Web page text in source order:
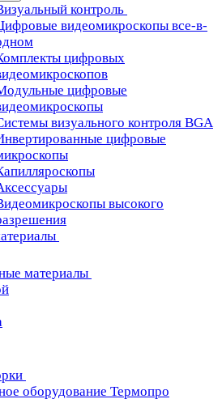
контроль
видеомикроскопы все-в-
цифровых
цифровые
визуального контроля BGA
цифровые
высокого
материалы
оборудование Термопро